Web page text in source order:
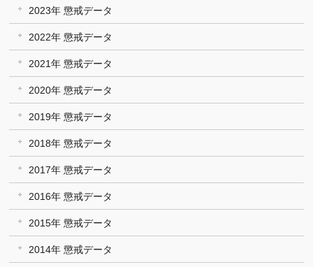
2023年 懲戒データ
2022年 懲戒データ
2021年 懲戒データ
2020年 懲戒データ
2019年 懲戒データ
2018年 懲戒データ
2017年 懲戒データ
2016年 懲戒データ
2015年 懲戒データ
2014年 懲戒データ